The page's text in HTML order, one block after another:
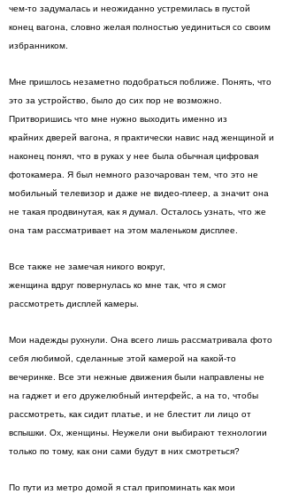
чем-то задумалась и неожиданно устремилась в пустой
конец вагона, словно желая полностью уединиться со своим
избранником.
Мне пришлось незаметно подобраться поближе. Понять, что
это за устройство, было до сих пор не возможно.
Притворишись что мне нужно выходить именно из
крайних дверей вагона, я практически навис над женщиной и
наконец понял, что в руках у нее была обычная цифровая
фотокамера. Я был немного разочарован тем, что это не
мобильный телевизор и даже не видео-плеер, а значит она
не такая продвинутая, как я думал. Осталось узнать, что же
она там рассматривает на этом маленьком дисплее.
Все также не замечая никого вокруг,
женщина вдруг повернулась ко мне так, что я смог
рассмотреть дисплей камеры.
Мои надежды рухнули. Она всего лишь рассматривала фото
себя любимой, сделанные этой камерой на какой-то
вечеринке. Все эти нежные движения были направлены не
на гаджет и его дружелюбный интерфейс, а на то, чтобы
рассмотреть, как сидит платье, и не блестит ли лицо от
вспышки. Ох, женщины. Неужели они выбирают технологии
только по тому, как они сами будут в них смотреться?
По пути из метро домой я стал припоминать как мои